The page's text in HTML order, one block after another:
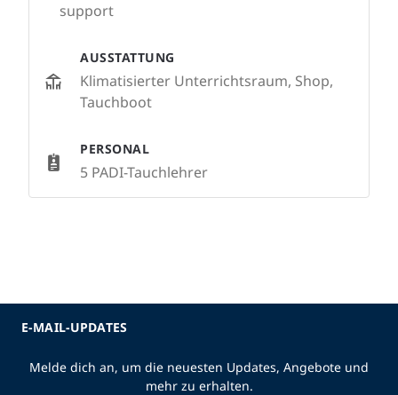
support
AUSSTATTUNG
Klimatisierter Unterrichtsraum, Shop,
Tauchboot
PERSONAL
5 PADI-Tauchlehrer
E-MAIL-UPDATES
Melde dich an, um die neuesten Updates, Angebote und
mehr zu erhalten.